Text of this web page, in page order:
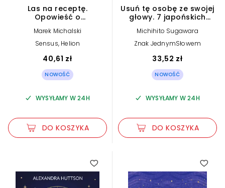
Las na receptę.
Opowieść o
przyrody w naszym życiu
Marek Michalski
Sensus, Helion
40,61 zł
NOWOŚĆ
WYSYŁAMY W 24H
DO KOSZYKA
Usuń tę osobę ze swojej
głowy. 7 japońskich
umysł
Michihito Sugawara
Znak JednymSłowem
33,52 zł
NOWOŚĆ
WYSYŁAMY W 24H
DO KOSZYKA